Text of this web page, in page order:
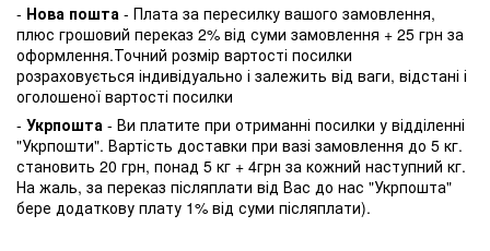
- Нова пошта - Плата за пересилку вашого замовлення,
плюс грошовий переказ 2% від суми замовлення + 25 грн за
оформлення.Точний розмір вартості посилки
розраховується індивідуально і залежить від ваги, відстані і
оголошеної вартості посилки
- Укрпошта - Ви платите при отриманні посилки у відділенні
"Укрпошти". Вартість доставки при вазі замовлення до 5 кг.
становить 20 грн, понад 5 кг + 4грн за кожний наступний кг.
На жаль, за переказ післяплати від Вас до нас "Укрпошта"
бере додаткову плату 1% від суми післяплати).